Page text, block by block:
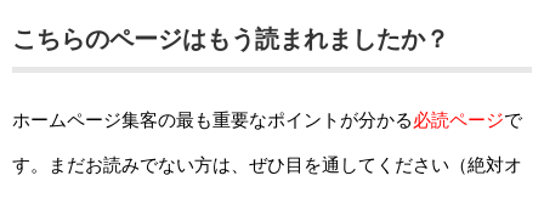
こちらのページはもう読まれましたか？
ホームページ集客の最も重要なポイントが分かる必読ページで
す。まだお読みでない方は、ぜひ目を通してください（絶対オ